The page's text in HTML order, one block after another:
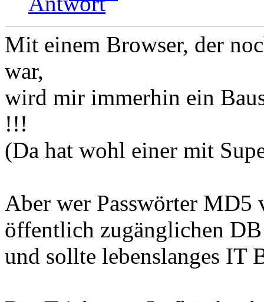
Mit einem Browser, der
war,
wird mir immerhin ein
!!!
(Da hat wohl einer mit
Aber wer Passwörter MD5
öffentlich zugänglichen
und sollte lebenslanges IT